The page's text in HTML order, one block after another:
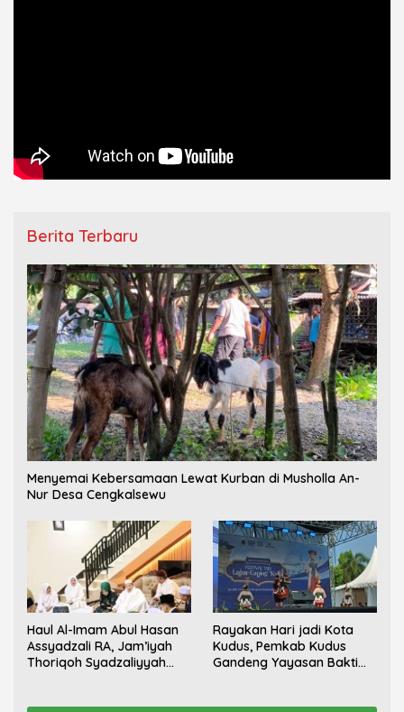
Berita Terbaru
Menyemai Kebersamaan Lewat Kurban di Musholla An-
Nur Desa Cengkalsewu
Haul Al-Imam Abul Hasan
Assyadzali RA, Jam’iyah
Thoriqoh Syadzaliyyah
Rayakan Hari jadi Kota
Kudus, Pemkab Kudus
Gandeng Yayasan Bakti